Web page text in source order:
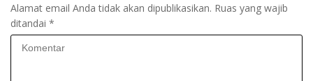
Alamat email Anda tidak akan dipublikasikan. Ruas yang wajib
ditandai *